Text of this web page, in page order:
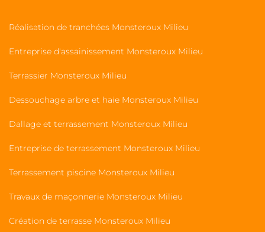
Réalisation de tranchées Monsteroux Milieu
Entreprise d'assainissement Monsteroux Milieu
Terrassier Monsteroux Milieu
Dessouchage arbre et haie Monsteroux Milieu
Dallage et terrassement Monsteroux Milieu
Entreprise de terrassement Monsteroux Milieu
Terrassement piscine Monsteroux Milieu
Travaux de maçonnerie Monsteroux Milieu
Création de terrasse Monsteroux Milieu